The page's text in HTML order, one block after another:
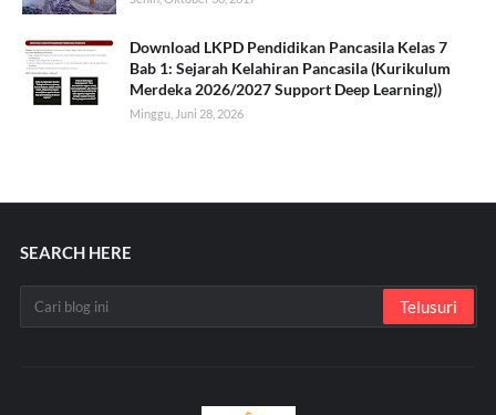
Download LKPD Pendidikan Pancasila Kelas 7
Bab 1: Sejarah Kelahiran Pancasila (Kurikulum
Merdeka 2026/2027 Support Deep Learning))
Minggu, Juni 28, 2026
SEARCH HERE